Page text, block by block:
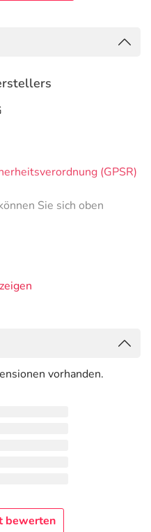
(GPSR)
Sie sich oben
vorhanden.
bewerten